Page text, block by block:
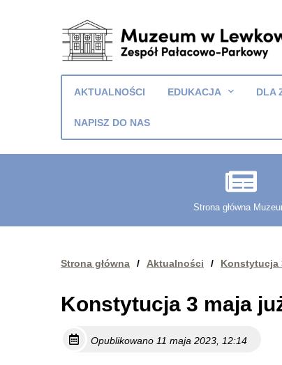
Muzeum
w
Lewkowie
Pałacowo-
AKTUALNOŚCI EDUKACJA DLA
NAPISZ DO NAS
Strona główna
Strona główna / Aktualności / Konstytucja
Konstytucja 3 maja
Opublikowano 11 maja 2023, 12:14